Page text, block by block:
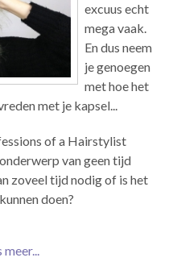
excuus echt
mega vaak.
En dus neem
je genoegen
met hoe het
met je kapsel...
of a Hairstylist
van geen tijd
zoveel tijd nodig of is het
doen?
meer...